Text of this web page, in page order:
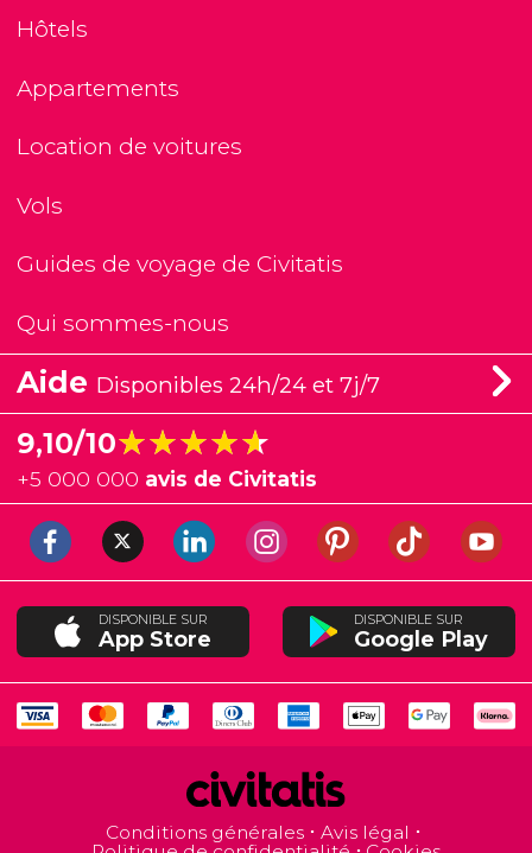
Hôtels
Appartements
Location de voitures
Vols
Guides de voyage de Civitatis
Qui sommes-nous
Aide Disponibles 24h/24 et 7j/7
9,10/10★★★★★
★★★★★
+5 000 000 avis de Civitatis
DISPONIBLE SUR
App Store
DISPONIBLE SUR
Google Play
Conditions générales
Avis légal